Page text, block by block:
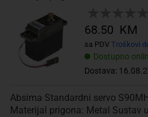
Dostupno
Dostava:
68.50 KM
sa PDV Troškovi
Absima Standardni servo
Materijal prigona: Metal Sustav